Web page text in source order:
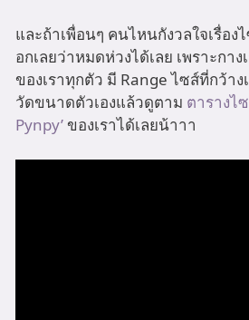
และถ้าเพื่อนๆ คนไหนกังวลใจเรื่อง
อกเลยว่าหมดห่วงได้เลย เพราะกาง
ของเราทุกตัว มี Range ไซส์ที่กว้าง
วัดขนาดตัวเองแล้วดูตาม ตารางไ
Pynpy’ ของเราได้เลยน้าาา